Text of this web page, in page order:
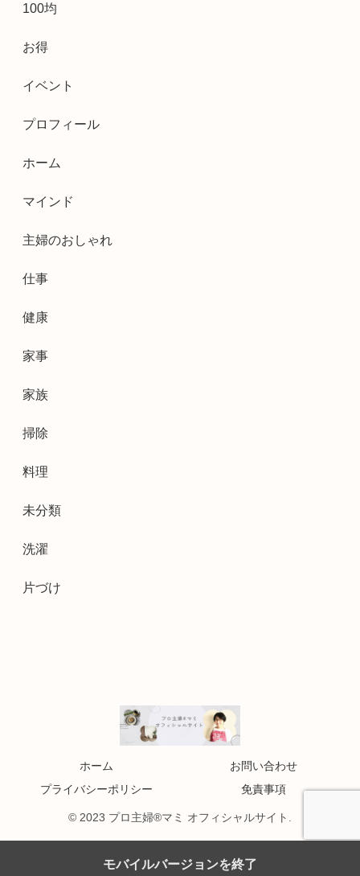
100均
お得
イベント
プロフィール
ホーム
マインド
主婦のおしゃれ
仕事
健康
家事
家族
掃除
料理
未分類
洗濯
片づけ
ホーム
お問い合わせ
プライバシーポリシー
免責事項
© 2023 プロ主婦®マミ オフィシャルサイト.
モバイルバージョンを終了